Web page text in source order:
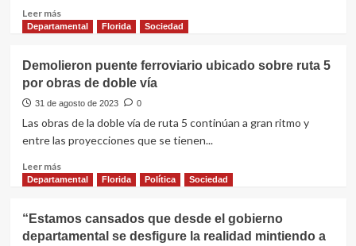
de
Leer másLeer
más
3
realizó
la
asamblea
de
en
Departamental Florida Sociedad
Demolieron puente ferroviario ubicado sobre ruta 5
por obras de doble vía
31 de agosto de 2023 0
Las obras de la doble vía de ruta 5 continúan a gran ritmo y
entre las proyecciones que se tienen...
Leer másLeer
más
puente
ferroviario
Departamental Florida Política Sociedad
“Estamos cansados que desde el gobierno
departamental se desfigure la realidad mintiendo a